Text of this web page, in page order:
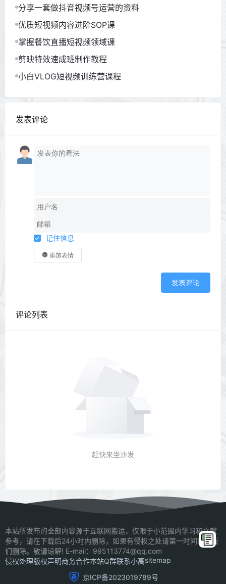
分享一套做抖音视频号运营的资料
优质短视频内容进阶SOP课
掌握餐饮直播短视频领域课
剪映特效速成班制作教程
小白VLOG短视频训练营课程
发表评论
记住信息
添加表情
发表评论
评论列表
赶快来坐沙发
本站所发布的全部内容源于互联网搬运，仅限于小范围内学习和文献
参考，请在下载后24小时内删除，如果有侵权之处请第一时间联系我
们删除。敬请谅解! E-mail：995113774@qq.com
侵权处理版权声明商务合作本站Q群联系小高sitemap
京ICP备2023019789号